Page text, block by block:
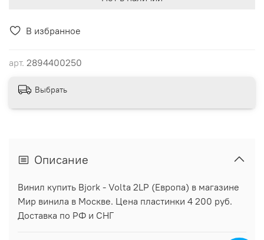
В избранное
арт. 2894400250
Выбрать
Описание
Винил купить Bjork - Volta 2LP (Европа) в магазине
Мир винила в Москве. Цена пластинки 4 200 руб.
Доставка по РФ и СНГ